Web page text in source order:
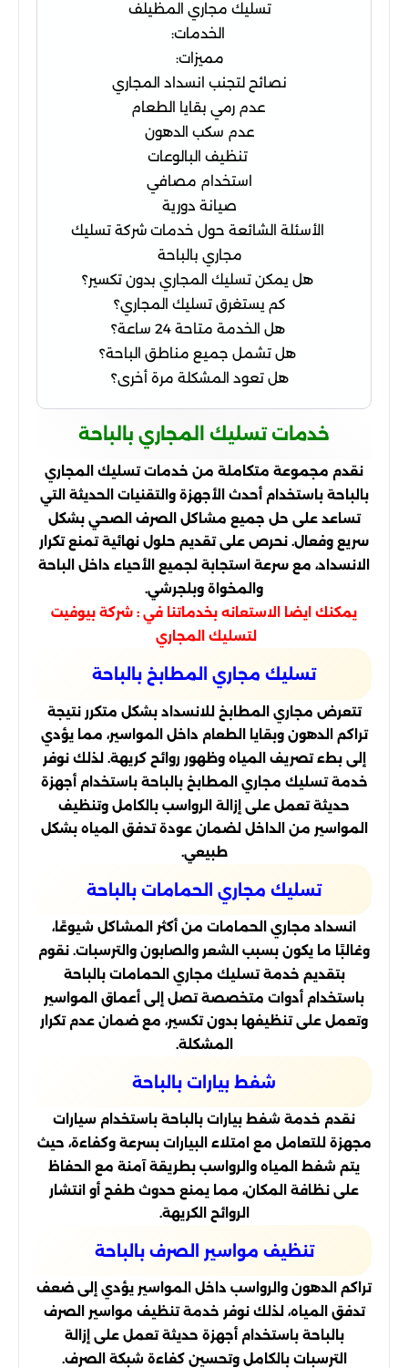
تسليك مجاري المظيلف
الخدمات:
مميزات:
نصائح لتجنب انسداد المجاري
عدم رمي بقايا الطعام
عدم سكب الدهون
تنظيف البالوعات
استخدام مصافي
صيانة دورية
الأسئلة الشائعة حول خدمات شركة تسليك
مجاري بالباحة
هل يمكن تسليك المجاري بدون تكسير؟
كم يستغرق تسليك المجاري؟
هل الخدمة متاحة 24 ساعة؟
هل تشمل جميع مناطق الباحة؟
هل تعود المشكلة مرة أخرى؟
خدمات تسليك المجاري بالباحة
نقدم مجموعة متكاملة من خدمات تسليك المجاري
بالباحة باستخدام أحدث الأجهزة والتقنيات الحديثة التي
تساعد على حل جميع مشاكل الصرف الصحي بشكل
سريع وفعال. نحرص على تقديم حلول نهائية تمنع تكرار
الانسداد، مع سرعة استجابة لجميع الأحياء داخل الباحة
والمخواة وبلجرشي.
يمكنك ايضا الاستعانه بخدماتنا في : شركة بيوفيت
لتسليك المجاري
تسليك مجاري المطابخ بالباحة
تتعرض مجاري المطابخ للانسداد بشكل متكرر نتيجة
تراكم الدهون وبقايا الطعام داخل المواسير، مما يؤدي
إلى بطء تصريف المياه وظهور روائح كريهة. لذلك نوفر
خدمة تسليك مجاري المطابخ بالباحة باستخدام أجهزة
حديثة تعمل على إزالة الرواسب بالكامل وتنظيف
المواسير من الداخل لضمان عودة تدفق المياه بشكل
طبيعي.
تسليك مجاري الحمامات بالباحة
انسداد مجاري الحمامات من أكثر المشاكل شيوعًا،
وغالبًا ما يكون بسبب الشعر والصابون والترسبات. نقوم
بتقديم خدمة تسليك مجاري الحمامات بالباحة
باستخدام أدوات متخصصة تصل إلى أعماق المواسير
وتعمل على تنظيفها بدون تكسير، مع ضمان عدم تكرار
المشكلة.
شفط بيارات بالباحة
نقدم خدمة شفط بيارات بالباحة باستخدام سيارات
مجهزة للتعامل مع امتلاء البيارات بسرعة وكفاءة، حيث
يتم شفط المياه والرواسب بطريقة آمنة مع الحفاظ
على نظافة المكان، مما يمنع حدوث طفح أو انتشار
الروائح الكريهة.
تنظيف مواسير الصرف بالباحة
تراكم الدهون والرواسب داخل المواسير يؤدي إلى ضعف
تدفق المياه، لذلك نوفر خدمة تنظيف مواسير الصرف
بالباحة باستخدام أجهزة حديثة تعمل على إزالة
الترسبات بالكامل وتحسين كفاءة شبكة الصرف.